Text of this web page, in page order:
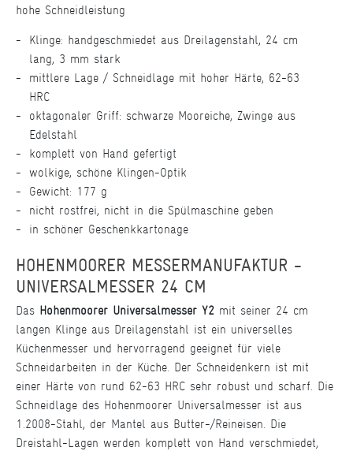
hohe Schneidleistung
Klinge: handgeschmiedet aus Dreilagenstahl, 24 cm
lang, 3 mm stark
mittlere Lage / Schneidlage mit hoher Härte, 62-63
HRC
oktagonaler Griff: schwarze Mooreiche, Zwinge aus
Edelstahl
komplett von Hand gefertigt
wolkige, schöne Klingen-Optik
Gewicht: 177 g
nicht rostfrei, nicht in die Spülmaschine geben
in schöner Geschenkkartonage
HOHENMOORER MESSERMANUFAKTUR -
UNIVERSALMESSER 24 CM
Das Hohenmoorer Universalmesser Y2 mit seiner 24 cm
langen Klinge aus Dreilagenstahl ist ein universelles
Küchenmesser und hervorragend geeignet für viele
Schneidarbeiten in der Küche. Der Schneidenkern ist mit
einer Härte von rund 62-63 HRC sehr robust und scharf. Die
Schneidlage des Hohenmoorer Universalmesser ist aus
1.2008-Stahl, der Mantel aus Butter-/Reineisen. Die
Dreistahl-Lagen werden komplett von Hand verschmiedet,